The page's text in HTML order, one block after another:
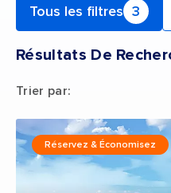
Tous les filtres 3
Résultats De
Trier par:
Réservez & Économisez